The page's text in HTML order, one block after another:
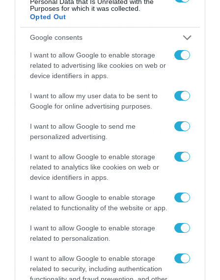
Purposes for which it was collected.
Opted Out
Google consents
I want to allow Google to enable storage
related to advertising like cookies on web or
device identifiers in apps.
I want to allow my user data to be sent to
Google for online advertising purposes.
I want to allow Google to send me
personalized advertising.
I want to allow Google to enable storage
related to analytics like cookies on web or
device identifiers in apps.
I want to allow Google to enable storage
related to functionality of the website or app.
I want to allow Google to enable storage
related to personalization.
I want to allow Google to enable storage
related to security, including authentication
Η θερμοκρασία θα σημειώσει μικρή πτώση
στα δυτικά και τα βόρεια, ωστόσο στα
ανατολικά και τα νότια θα διατηρηθεί σε
πολύ υψηλά για την εποχή επίπεδα.
ΠΡΟΓΝΩΣΗ ΓΙΑ ΤΗ ΔΕΥΤΕΡΑ 17-03-2025
παροδικά αυξημένες με τοπικές βροχές και
Μακεδονία μικρής διάρκειας καταιγίδες.
Στην υπόλοιπη χώρα αραιές νεφώσεις κατά
διαστήματα πυκνότερες.
Ευνοείται η μεταφορά αφρικανικής σκόνης
στην ανατολική χώρα.
Οι άνεμοι στα δυτικά και την Μακεδονία θα
πνέουν βόρειοδυτικοί 4 με 5 και από το
μεσημέρι 5 με 6 μποφόρ. Στις υπόλοιπες
περιοχές θα πνέουν νότιοι 5 με 6 και τοπικά
στο Αιγαίο 7 μποφόρ και από το μεσημέρι
δυτικοί βορειοδυτικοί 4 με 6 και στα νότια